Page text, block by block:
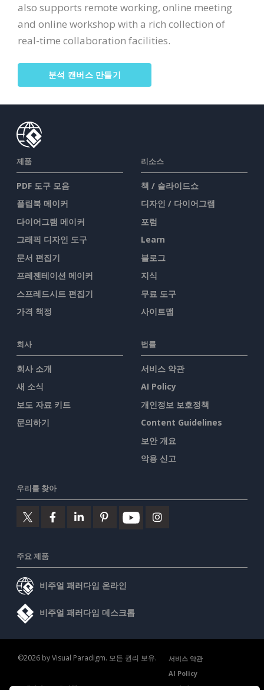
also supports remote working, online meeting
and online workshop with a rich collection of
real-time collaboration facilities.
분석 캔버스 만들기
제품
PDF 도구 모음
플립북 메이커
다이어그램 메이커
그래픽 디자인 도구
문서 편집기
프레젠테이션 메이커
스프레드시트 편집기
가격 책정
리소스
책 / 슬라이드쇼
디자인 / 다이어그램
포럼
Learn
블로그
지식
무료 도구
사이트맵
회사
회사 소개
새 소식
보도 자료 키트
문의하기
법률
서비스 약관
AI Policy
개인정보 보호정책
Content Guidelines
보안 개요
악용 신고
우리를 찾아
주요 제품
비주얼 패러다임 온라인
비주얼 패러다임 데스크톱
©2026 by Visual Paradigm. 모든 권리 보유.
서비스 약관
AI Policy
개인정보 보호정책
Content Guidelines 보안 개요